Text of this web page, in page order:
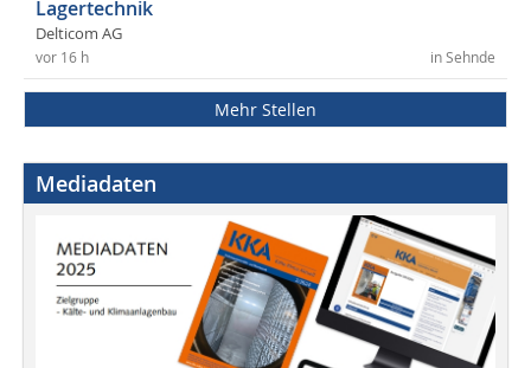
Lagertechnik
Delticom AG
in Sehnde
vor 16 h
Mehr Stellen
Mediadaten